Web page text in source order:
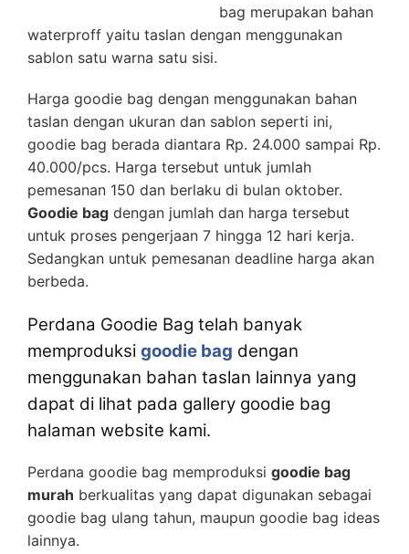
bag merupakan bahan
waterproff yaitu taslan dengan menggunakan
sablon satu warna satu sisi.
Harga goodie bag dengan menggunakan bahan
taslan dengan ukuran dan sablon seperti ini,
goodie bag berada diantara Rp. 24.000 sampai Rp.
40.000/pcs. Harga tersebut untuk jumlah
pemesanan 150 dan berlaku di bulan oktober.
Goodie bag dengan jumlah dan harga tersebut
untuk proses pengerjaan 7 hingga 12 hari kerja.
Sedangkan untuk pemesanan deadline harga akan
berbeda.
Perdana Goodie Bag telah banyak
memproduksi goodie bag dengan
menggunakan bahan taslan lainnya yang
dapat di lihat pada gallery goodie bag
halaman website kami.
Perdana goodie bag memproduksi goodie bag
murah berkualitas yang dapat digunakan sebagai
goodie bag ulang tahun, maupun goodie bag ideas
lainnya.